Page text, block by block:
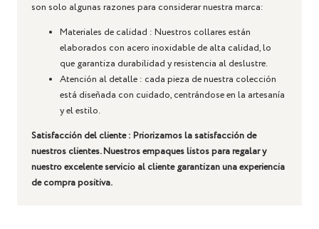
son solo algunas razones para considerar nuestra marca:
Materiales de calidad : Nuestros collares están
elaborados con acero inoxidable de alta calidad, lo
que garantiza durabilidad y resistencia al deslustre.
Atención al detalle : cada pieza de nuestra colección
está diseñada con cuidado, centrándose en la artesanía
y el estilo.
Satisfacción del cliente : Priorizamos la satisfacción de
nuestros clientes. Nuestros empaques listos para regalar y
nuestro excelente servicio al cliente garantizan una experiencia
de compra positiva.